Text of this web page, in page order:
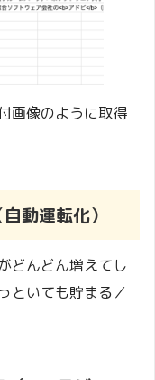
画像のように取得
動運転化）
どんどん増えてし
といても貯まる／